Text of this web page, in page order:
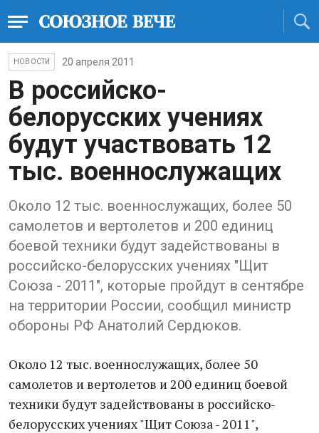
НОВОСТИ 20 апреля 2011
В российско-
белорусских учениях
будут участвовать 12
тыс. военнослужащих
Около 12 тыс. военнослужащих, более 50
самолетов и вертолетов и 200 единиц
боевой техники будут задействованы в
российско-белорусских учениях "Щит
Союза - 2011", которые пройдут в сентябре
на территории России, сообщил министр
обороны РФ Анатолий Сердюков.
Около 12 тыс. военнослужащих, более 50
самолетов и вертолетов и 200 единиц боевой
техники будут задействованы в российско-
белорусских учениях "Щит Союза - 2011",